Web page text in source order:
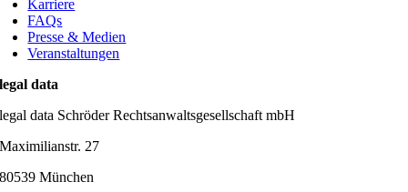
Karriere
FAQs
Presse & Medien
Veranstaltungen
legal data
legal data Schröder Rechtsanwaltsgesellschaft mbH
Maximilianstr. 27
80539 München